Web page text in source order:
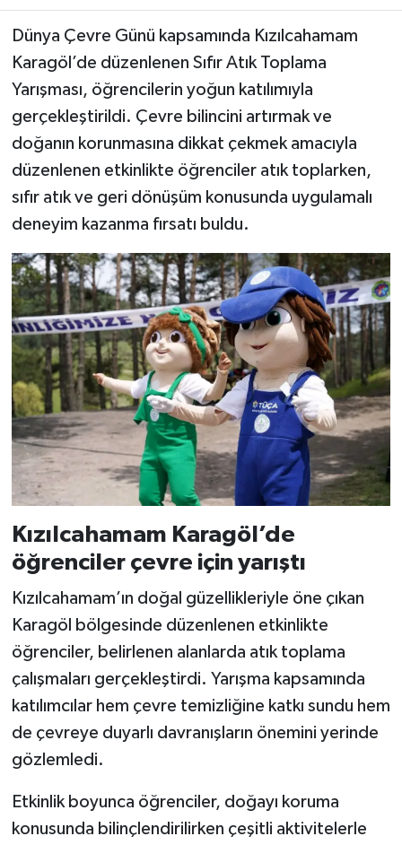
Dünya Çevre Günü kapsamında Kızılcahamam
Karagöl’de düzenlenen Sıfır Atık Toplama
Yarışması, öğrencilerin yoğun katılımıyla
gerçekleştirildi. Çevre bilincini artırmak ve
doğanın korunmasına dikkat çekmek amacıyla
düzenlenen etkinlikte öğrenciler atık toplarken,
sıfır atık ve geri dönüşüm konusunda uygulamalı
deneyim kazanma fırsatı buldu.
Kızılcahamam Karagöl’de
öğrenciler çevre için yarıştı
Kızılcahamam’ın doğal güzellikleriyle öne çıkan
Karagöl bölgesinde düzenlenen etkinlikte
öğrenciler, belirlenen alanlarda atık toplama
çalışmaları gerçekleştirdi. Yarışma kapsamında
katılımcılar hem çevre temizliğine katkı sundu hem
de çevreye duyarlı davranışların önemini yerinde
gözlemledi.
Etkinlik boyunca öğrenciler, doğayı koruma
konusunda bilinçlendirilirken çeşitli aktivitelerle